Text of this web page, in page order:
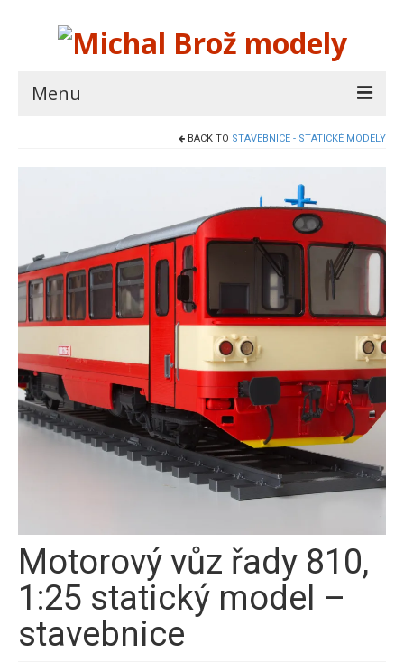
Menu
E-shop
Autor
BACK TO STAVEBNICE - STATICKÉ MODELY
Motorový vůz řady 810,
1:25 statický model –
stavebnice